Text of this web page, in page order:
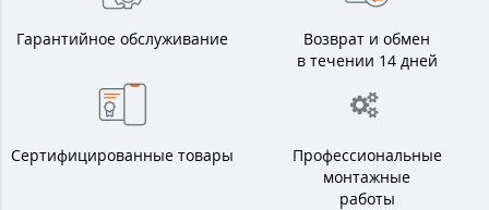
Гарантийное обслуживание
Возврат и обмен
в течении 14 дней
Сертифицированные товары
Профессиональные
монтажные
работы